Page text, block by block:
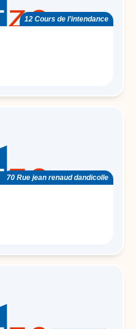
12 Cours de l’intendance
70 Rue jean renaud dandicolle